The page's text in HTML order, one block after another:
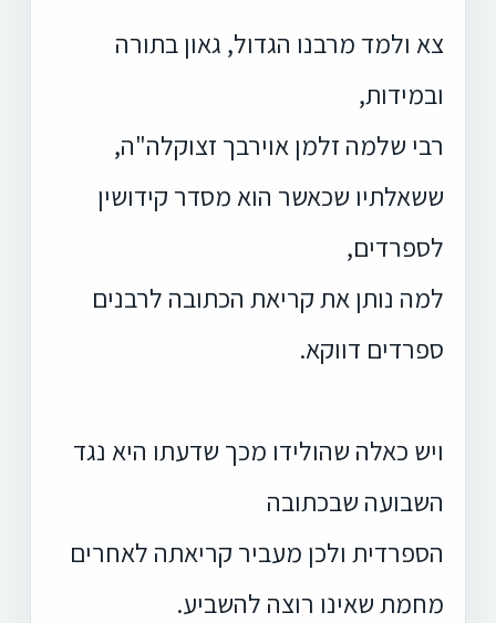
צא ולמד מרבנו הגדול, גאון בתורה
ובמידות,
רבי שלמה זלמן אוירבך זצוקלה"ה,
ששאלתיו שכאשר הוא מסדר קידושין
לספרדים,
למה נותן את קריאת הכתובה לרבנים
ספרדים דווקא.
ויש כאלה שהולידו מכך שדעתו היא נגד
השבועה שבכתובה
הספרדית ולכן מעביר קריאתה לאחרים
מחמת שאינו רוצה להשביע.